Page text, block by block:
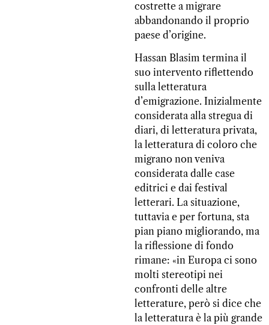
costrette a migrare
abbandonando il proprio
paese d’origine.
Hassan Blasim termina il
suo intervento riflettendo
sulla letteratura
d’emigrazione. Inizialmente
considerata alla stregua di
diari, di letteratura privata,
la letteratura di coloro che
migrano non veniva
considerata dalle case
editrici e dai festival
letterari. La situazione,
tuttavia e per fortuna, sta
pian piano migliorando, ma
la riflessione di fondo
rimane: «in Europa ci sono
molti stereotipi nei
confronti delle altre
letterature, però si dice che
la letteratura è la più grande